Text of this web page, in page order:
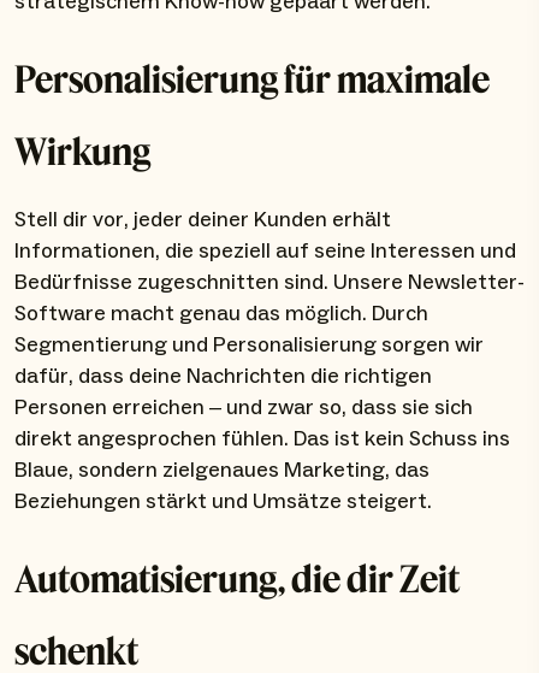
Personalisierung für maximale
Wirkung
Stell dir vor, jeder deiner Kunden erhält
Informationen, die speziell auf seine Interessen und
Bedürfnisse zugeschnitten sind. Unsere Newsletter-
Software macht genau das möglich. Durch
Segmentierung und Personalisierung sorgen wir
dafür, dass deine Nachrichten die richtigen
Personen erreichen – und zwar so, dass sie sich
direkt angesprochen fühlen. Das ist kein Schuss ins
Blaue, sondern zielgenaues Marketing, das
Beziehungen stärkt und Umsätze steigert.
Automatisierung, die dir Zeit
schenkt